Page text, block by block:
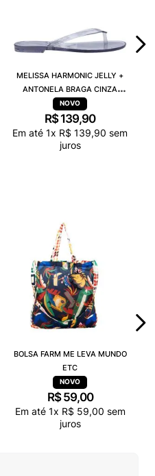
MELISSA HARMONIC JELLY +
ANTONELA BRAGA CINZA
TRANSPARENTE 38263
R$ 139,90
Em até 1x R$ 139,90 sem
juros
BOLSA FARM ME LEVA MUNDO
ETC
R$ 59,00
Em até 1x R$ 59,00 sem
juros